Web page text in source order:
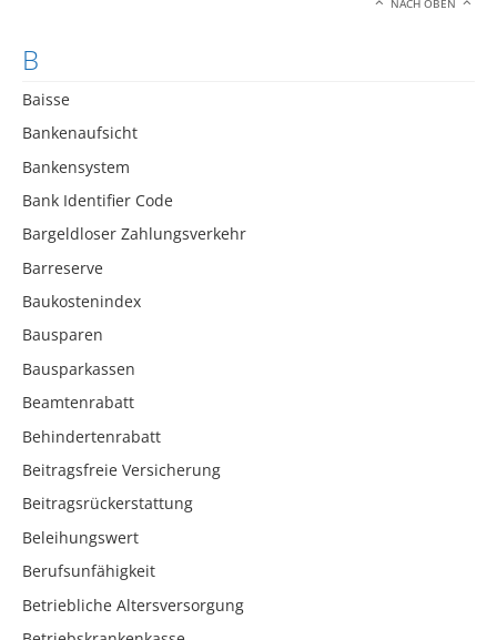
NACH OBEN
B
Baisse
Bankenaufsicht
Bankensystem
Bank Identifier Code
Bargeldloser Zahlungsverkehr
Barreserve
Baukostenindex
Bausparen
Bausparkassen
Beamtenrabatt
Behindertenrabatt
Beitragsfreie Versicherung
Beitragsrückerstattung
Beleihungswert
Berufsunfähigkeit
Betriebliche Altersversorgung